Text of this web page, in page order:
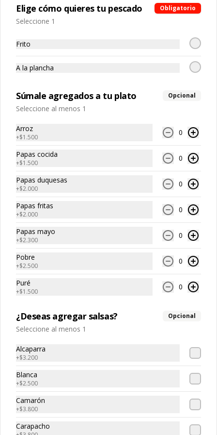
Reineta
Salmón
Plancha o frito
$12.500
Sierra
Plancha o frito
Conócenos
Elige cómo quieres tu pescado Obligatorio
Seleccione 1
Frito
A la plancha
Súmale agregados a tu plato Opcional
Seleccione al menos 1
Arroz
+$1.500
0
Papas cocida
+$1.500
0
Papas duquesas
+$2.000
0
Papas fritas
+$2.000
0
Papas mayo
+$2.300
0
Pobre
+$2.500
0
Puré
+$1.500
0
¿Deseas agregar salsas? Opcional
Seleccione al menos 1
Alcaparra
+$3.200
Blanca
+$2.500
Camarón
+$3.800
Carapacho